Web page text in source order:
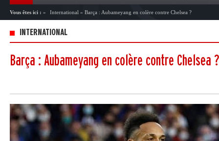
Vous êtes ici : » International » Barça : Aubameyang en colère contre Chelsea ?
INTERNATIONAL
Barça : Aubameyang en colère contre Chelsea ?